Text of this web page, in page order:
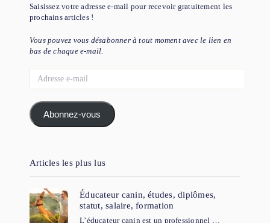
Saisissez votre adresse e-mail pour recevoir gratuitement les
prochains articles !
Vous pouvez vous désabonner à tout moment avec le lien en
bas de chaque e-mail.
Abonnez-vous
Articles les plus lus
Éducateur canin, études, diplômes,
statut, salaire, formation
L’éducateur canin est un professionnel …